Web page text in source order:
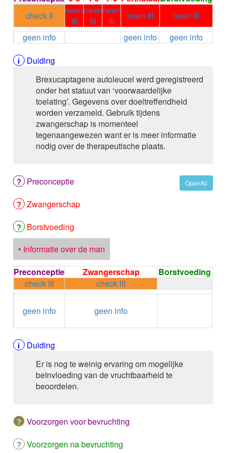
ALEMTUZUMAB
ALENDRONAAT
ALENDRONAAT/VIT D3
ALENDRONAAT / VITAMINE D3 / CACO3
ALFENTANYL HCl
ALFUZOSINE
ALGELDRAAT
ALGELDRAAT / MAGNESIUM HYDROXYDE
ALGINAAT Na / BICARBONAAT Na
ALGINAAT Na / Na BICARBONAAT / CALCIUM
CARBONAAT
ALGINEZUUR
ALGLUCOSIDASE alfa
ALITRETINOINE
ALIZAPRIDE
ALLOPURINOL
ALMOTRIPTAN
ALOGLIPTINE benzoaat
ALPELISIB
ALPRAZOLAM
ALPROSTADIL
ALPROSTADIL IV
ALTEPLASE
ALTIZIDE
ALUMINIUM HYDROXIDE
ALUMINIUM OXIDE
ALUMINIUM OXIDE / MAGNESIUM HYDROXYDE
ALVERINE citraat
ALVERINE/SIMETICON
AMBRISENTAN
AMBROXOL HCl oraal
AMBROXOL HCl buccaal
AMFOTERICINE B
AMILORIDE
AMINOLEVULINEZUUR
5-Aminolevulinezuur
check II
neen
III
neen
III
neen
III
neen III
neen III
geen info
geen info
geen info
Duiding
Brexucaptagene autoleucel werd geregistreerd
onder het statuut van ‘voorwaardelijke
toelating’. Gegevens over doeltreffendheid
worden verzameld. Gebruik tijdens
zwangerschap is momenteel
tegenaangewezen want er is meer informatie
nodig over de therapeutische plaats.
OpenAll
Preconceptie
Zwangerschap
Borstvoeding
• Informatie over de man
Preconceptie
Zwangerschap
Borstvoeding
check III
check III
geen info geen info
Duiding
Er is nog te weinig ervaring om mogelijke
beïnvloeding van de vruchtbaarheid te
beoordelen.
Voorzorgen voor bevruchting
Voorzorgen na bevruchting